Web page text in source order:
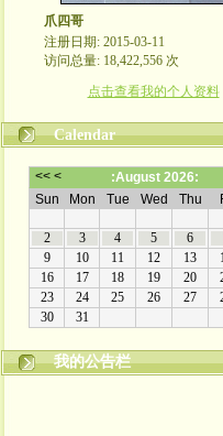
爪四哥
注册日期: 2015-03-11
访问总量: 18,422,556 次
点击查看我的个人资料
Calendar
我的公告栏
嬉笑怒骂皆文章，酸甜苦辣